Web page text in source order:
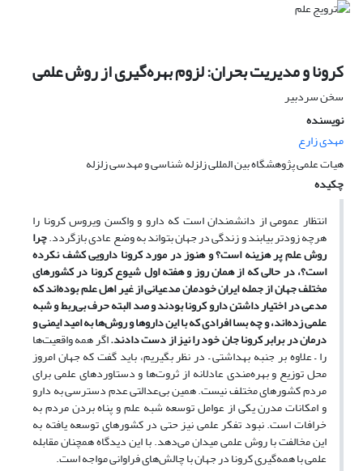
کرونا و مدیریت بحران: لزوم بهره‌گیری از روش علمی
سخن سردبیر
نویسنده
مهدی زارع
هیات علمی پژوهشگاه بین المللی زلزله شناسی و مهدسی زلزله
چکیده
انتظار عمومی از دانشمندان است که دارو و واکسن ویروس کرونا را
هرچه زودتر بیابند و زندگی در جهان بتواند به وضع عادی بازگردد.چرا
روش علم پر هزینه است؟ و هنوز در مورد کرونا دارویی کشف نکرده
است؟، در حالی که از همان روز و هفته اول شیوع کرونا در کشورهای
مختلف جهان از جمله ایران خودمان مدعیانی از غیر اهل علم بوده‌اند که
مدعی در اختیار داشتن دارو کرونا بودند و صد البته حرف بی‌ربط و شبه
علمی زده‌اند، و چه بسا افرادی که با این داروها و روش‌ها به امید ایمنی و
درمان در برابر کرونا جان خود را نیز از دست دادند.اگر همه واقعیت‌ها
را – علاوه بر جنبه بهداشتی – در نظر بگیریم، باید گفت که جهان امروز
محل توزیع و بهره‌مندی عادلانه از ثروت‌ها و دستاوردهای علمی برای
مردم کشورهای مختلف نیست. همین بی‌عدالتی عدم دسترسی به دارو
و امکانات مدرن یکی از عوامل توسعه شبه علم و پناه بردن مردم به
خرافات است. نبود تفکر علمی نیز حتی در کشورهای توسعه یافته به
این مخالفت با روش علمی میدان می‌دهد. با این دیدگاه همچنان مقابله
علمی با همه‌گیری کرونا در جهان با چالش‌های فراوانی مواجه است.